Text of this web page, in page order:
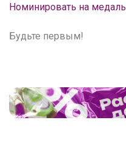
Номинировать на медаль
Будьте первым!